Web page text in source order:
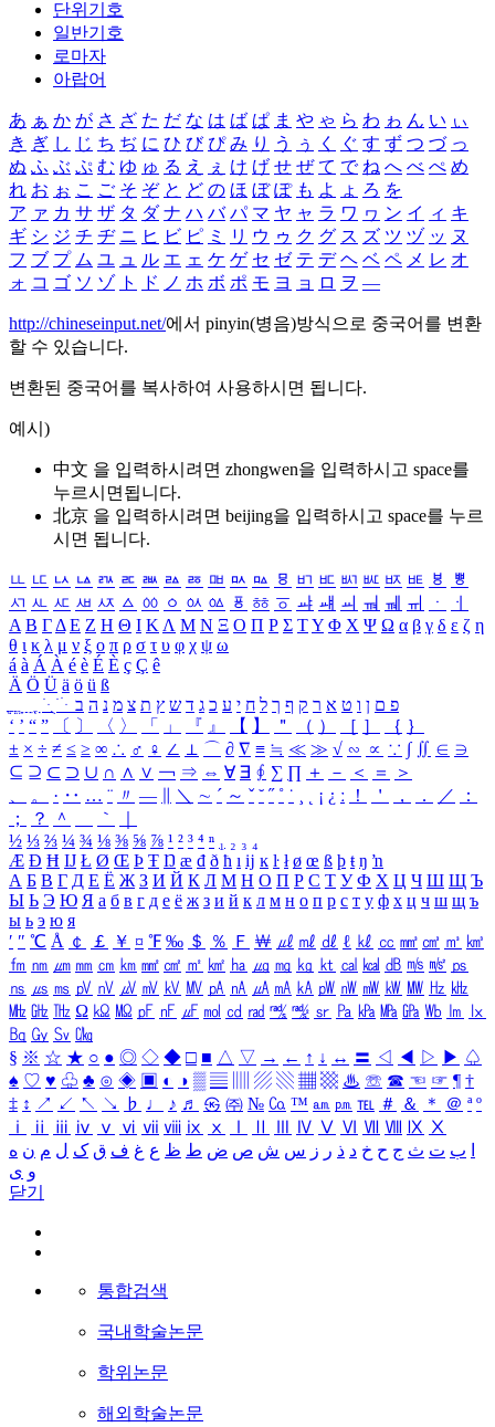
단위기호
일반기호
로마자
아랍어
あ ぁ か が さ ざ た だ な は ば ぱ ま や ゃ ら わ ゎ ん い ぃ
き ぎ し じ ち ぢ に ひ び ぴ み り う ぅ く ぐ す ず つ づ っ
ぬ ふ ぶ ぷ む ゆ ゅ る え ぇ け げ せ ぜ て で ね へ べ ぺ め
れ お ぉ こ ご そ ぞ と ど の ほ ぼ ぽ も よ ょ ろ を
ア ァ カ サ ザ タ ダ ナ ハ バ パ マ ヤ ャ ラ ワ ヮ ン イ ィ キ
ギ シ ジ チ ヂ ニ ヒ ビ ピ ミ リ ウ ゥ ク グ ス ズ ツ ヅ ッ ヌ
フ ブ プ ム ユ ュ ル エ ェ ケ ゲ セ ゼ テ デ ヘ ベ ペ メ レ オ
ォ コ ゴ ソ ゾ ト ド ノ ホ ボ ポ モ ヨ ョ ロ ヲ ―
http://chineseinput.net/에서 pinyin(병음)방식으로 중국어를 변환
할 수 있습니다.
변환된 중국어를 복사하여 사용하시면 됩니다.
예시)
中文 을 입력하시려면 zhongwen을 입력하시고 space를
누르시면됩니다.
北京 을 입력하시려면 beijing을 입력하시고 space를 누르
시면 됩니다.
ㅥ ㅦ ㅧ ㅨ ㅩ ㅪ ㅫ ㅬ ㅭ ㅮ ㅯ ㅰ ㅱ ㅲ ㅳ ㅴ ㅵ ㅶ ㅷ ㅸ
ㅹ
ㅺ ㅻ ㅼ ㅽ ㅾ ㅿ ㆀ ㆁ ㆂ ㆃ ㆄ ㆅ ㆆ ㆇ ㆈ ㆉ ㆊ ㆋ ㆌ ㆍ
ㆎ
Α Β ΓΔ Ε Ζ Η Θ Ι ΚΛ Μ Ν Ξ Ο Π Ρ Σ ΤΥ Φ Χ Ψ Ω α β γ δ ε ζ η
θ ι κ λ μ ν ξ ο π ρ σ τ υ φ χ ψ ω
á à Á À é è É È ç Ç ê
Ä Ö Ü ä ö ü ß
ִֶֹ ֻּ ׁׂ פ ם ן ו ט א ר ק ף ך ל ח י ע כ ג ד ש ץ ת צ מ נ ה ב
‘ ’ “ ” 〔 〕 〈 〉 「 」 『 』 【 】 ＂ （ ） ［ ］ ｛ ｝
± × ÷ ≠ ≤ ≥ ∞ ∴ ♂ ♀ ∠ ⊥ ⌒ ∂ ∇ ≡ ≒ ≪ ≫ √ ∽ ∝ ∵ ∫ ∬ ∈ ∋
⊆ ⊇ ⊂ ⊃ ∪ ∩ ∧ ∨ ￢ ⇒ ⇔ ∀ ∃ ∮ ∑ ∏ ＋ － ＜ ＝
＞
、
。 · ‥ … ¨ 〃 ― ＼ ∼ ´ ～ ˇ ˘ ˝ ˚ ˙ ¸ ¡ ¿ ː ！ ＇ ， ． ／
：
；
？ ＾ ｀
½ ⅓ ⅔ ¼ ¾ ⅛ ⅜ ⅝ ⅞ ¹ ² ³ ⁴ ⁿ ₁ ₂ ₃ ₄
Æ Ð Ħ Ĳ Ł Ø Œ Þ Ŧ Ŋ æ đ ð ħ ı ĳ ĸ ŀ ł ø œ ß þ ŧ ŋ ŉ
А Б В Г Д Е Ё Ж З И Й К Л М Н О П Р С Т У Ф Х Ц Ч Ш Щ Ъ
Ы Ь Э Ю Я а б в г д е ё ж з и й к л м н о п р с т у ф х ц ч ш щ ъ
ы ь э ю я
′ ″ ℃ Å ￠ ￡ ￥ ¤ ℉ ‰ ＄ ％ Ｆ ￦ ㎕ ㎖ ㎗ ℓ ㎘ ㏄ ㎣ ㎤ ㎥ ㎦
㎙ ㎚ ㎛ ㎜ ㎝ ㎞ ㎟ ㎠ ㎡ ㎢ ㏊ ㎍ ㎎ ㎏ ㏏ ㎈ ㎉ ㏈ ㎧ ㎨ ㎰
㎱ ㎲ ㎳ ㎴ ㎵ ㎶ ㎷ ㎸ ㎹ ㎀ ㎁ ㎂ ㎃ ㎄ ㎺ ㎻ ㎽ ㎾ ㎿ ㎐ ㎑
㎒ ㎓ ㎔ Ω ㏀ ㏁ ㎊ ㎋ ㎌ ㏖ ㏅ ㎭ ㎮ ㎯ ㏛ ㎩ ㎪ ㎫ ㎬ ㏝ ㏐
㏓
㏃ ㏉ ㏜ ㏆
§ ※ ☆ ★ ○ ● ◎ ◇ ◆ □ ■ △ ▽ → ← ↑ ↓ ↔ 〓 ◁ ◀ ▷ ▶ ♤
♠ ♡ ♥ ♧ ♣ ⊙ ◈ ▣ ◐ ◑ ▒ ▤ ▨ ▧ ▦ ▩ ♨ ☏ ☎ ☜ ☞ ¶ †
‡ ↕ ↗ ↙ ↖ ↘ ♭ ♩ ♪ ♬ ㉿ ㈜ № ㏇ ™ ㏂ ㏘ ℡ ＃ ＆ ＊ ＠ ª º
ⅰ
ⅱ ⅲ ⅳ ⅴ ⅵ ⅶ ⅷ ⅸ ⅹ Ⅳ Ⅴ Ⅵ Ⅶ Ⅷ Ⅸ Ⅹ
ب ت ث ج ح خ د ذ ر ز س ش ص ض ط ظ ع غ ف ق ک ل م ن ه
و ی
닫기
통합검색
국내학술논문
학위논문
해외학술논문